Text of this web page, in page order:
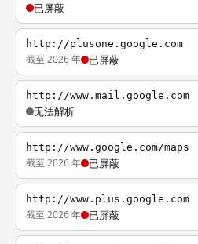
已屏蔽
http://plusone.google.com
截至 2026 年 已屏蔽
http://www.mail.google.com
无法解析
http://www.google.com/maps
截至 2026 年 已屏蔽
http://www.plus.google.com
截至 2026 年 已屏蔽